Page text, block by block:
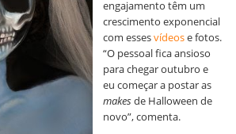
engajamento têm um
crescimento exponencial
com essesvídeose fotos.
“O pessoal fica ansioso
para chegar outubro e
eu começar a postar as
makesde Halloween de
novo”, comenta.